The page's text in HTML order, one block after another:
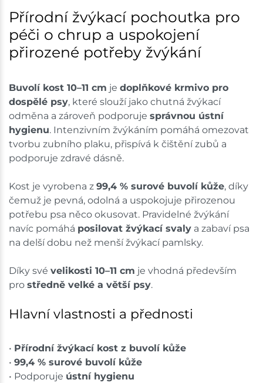
Přírodní žvýkací pochoutka pro
péči o chrup a uspokojení
přirozené potřeby žvýkání
Buvolí kost 10–11 cm je doplňkové krmivo pro
dospělé psy, které slouží jako chutná žvýkací
odměna a zároveň podporuje správnou ústní
hygienu. Intenzivním žvýkáním pomáhá omezovat
tvorbu zubního plaku, přispívá k čištění zubů a
podporuje zdravé dásně.
Kost je vyrobena z 99,4 % surové buvolí kůže, díky
čemuž je pevná, odolná a uspokojuje přirozenou
potřebu psa něco okusovat. Pravidelné žvýkání
navíc pomáhá posilovat žvýkací svaly a zabaví psa
na delší dobu než menší žvýkací pamlsky.
Díky své velikosti 10–11 cm je vhodná především
pro středně velké a větší psy.
Hlavní vlastnosti a přednosti
• Přírodní žvýkací kost z buvolí kůže
• 99,4 % surové buvolí kůže
• Podporuje ústní hygienu